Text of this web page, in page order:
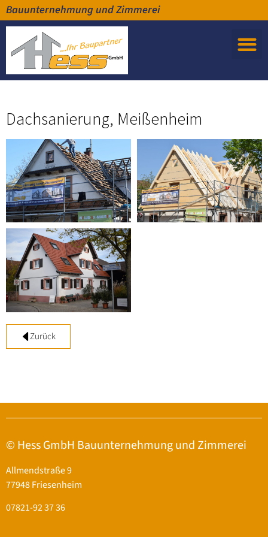
Bauunternehmung und Zimmerei
Dachsanierung, Meißenheim
Zurück
© Hess GmbH Bauunternehmung und Zimmerei
Allmendstraße 9
77948 Friesenheim
07821-92 37 36